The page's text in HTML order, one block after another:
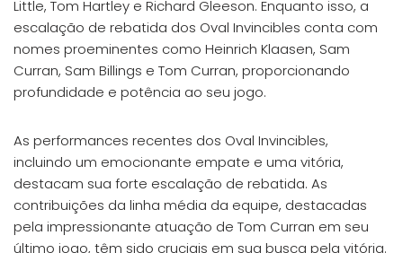
Little, Tom Hartley e Richard Gleeson. Enquanto isso, a
escalação de rebatida dos Oval Invincibles conta com
nomes proeminentes como Heinrich Klaasen, Sam
Curran, Sam Billings e Tom Curran, proporcionando
profundidade e potência ao seu jogo.
As performances recentes dos Oval Invincibles,
incluindo um emocionante empate e uma vitória,
destacam sua forte escalação de rebatida. As
contribuições da linha média da equipe, destacadas
pela impressionante atuação de Tom Curran em seu
último jogo, têm sido cruciais em sua busca pela vitória.